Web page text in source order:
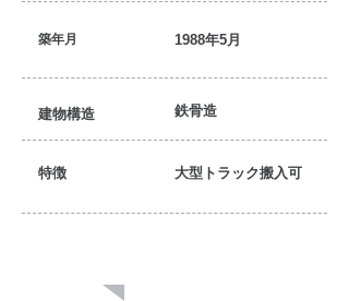
築年月 1988年5月
建物構造 鉄骨造
特徴 大型トラック搬入可